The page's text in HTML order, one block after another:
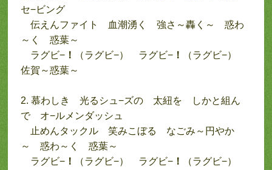
セ−ビング
伝えんファイト 血潮湧く 強さ～轟く～ 惑わ
～く 惑葉～
ラグビ− ！ （ラグビ−） ラグビ− ！
（ラグビ−）
佐賀～惑葉～
2. 慕わしき 光るシュ−ズの 太紐を しかと組ん
で オ−ルメンダッシュ
止めんタックル 笑みこぼる なごみ～円やか
～ 惑わ～く 惑葉～
ラグビ− ！ （ラグビ−） ラグビ− ！
（ラグビ−）